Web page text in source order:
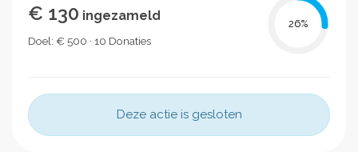
€ 130 ingezameld
Doel: € 500 · 10 Donaties
26%
Deze actie is gesloten